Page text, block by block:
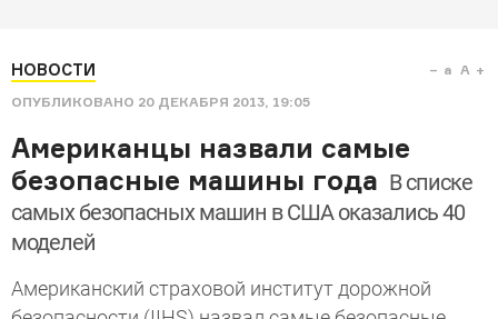
НОВОСТИ
ОПУБЛИКОВАНО 20 ДЕКАБРЯ 2013, 19:05
a A
Американцы назвали самые
безопасные машины года В списке
самых безопасных машин в США оказались 40
моделей
Американский страховой институт дорожной